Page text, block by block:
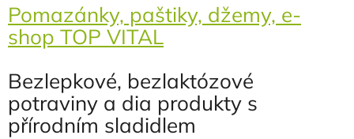
Pomazánky, paštiky, džemy, e-
shop TOP VITAL
Bezlepkové, bezlaktózové
potraviny a dia produkty s
přírodním sladidlem